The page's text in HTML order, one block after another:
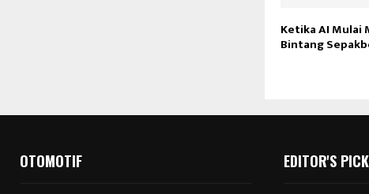
Ketika AI Mulai
Bintang
OTOMOTIF EDITOR'S